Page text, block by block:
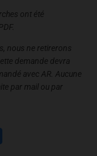
ont été
nous ne retirerons
demande devra
avec AR. Aucune
par mail ou par